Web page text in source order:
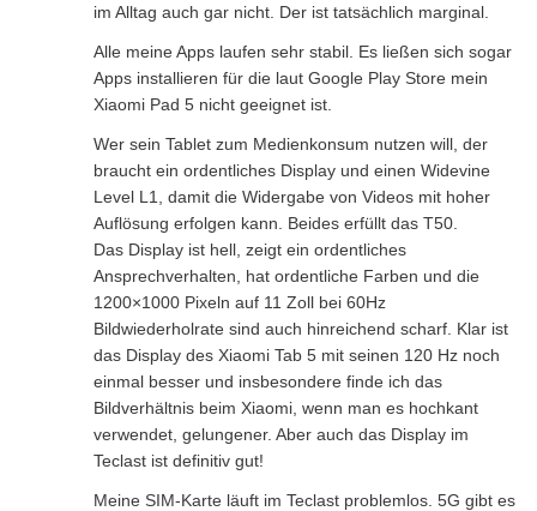
im Alltag auch gar nicht. Der ist tatsächlich marginal.
Alle meine Apps laufen sehr stabil. Es ließen sich sogar
Apps installieren für die laut Google Play Store mein
Xiaomi Pad 5 nicht geeignet ist.
Wer sein Tablet zum Medienkonsum nutzen will, der
braucht ein ordentliches Display und einen Widevine
Level L1, damit die Widergabe von Videos mit hoher
Auflösung erfolgen kann. Beides erfüllt das T50.
Das Display ist hell, zeigt ein ordentliches
Ansprechverhalten, hat ordentliche Farben und die
1200×1000 Pixeln auf 11 Zoll bei 60Hz
Bildwiederholrate sind auch hinreichend scharf. Klar ist
das Display des Xiaomi Tab 5 mit seinen 120 Hz noch
einmal besser und insbesondere finde ich das
Bildverhältnis beim Xiaomi, wenn man es hochkant
verwendet, gelungener. Aber auch das Display im
Teclast ist definitiv gut!
Meine SIM-Karte läuft im Teclast problemlos. 5G gibt es